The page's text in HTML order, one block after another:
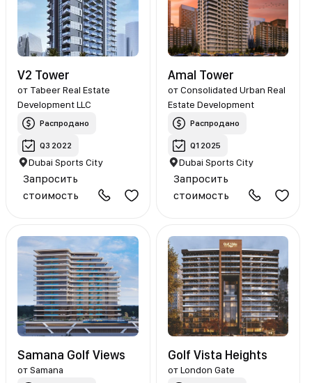
V2 Tower
от Tabeer Real Estate
Development LLC
Распродано
Q3 2022
Dubai Sports City
Запросить
стоимость
Amal Tower
от Consolidated Urban Real
Estate Development
Распродано
Q1 2025
Dubai Sports City
Запросить
стоимость
Samana Golf Views
отSamana
Golf Vista Heights
от London Gate